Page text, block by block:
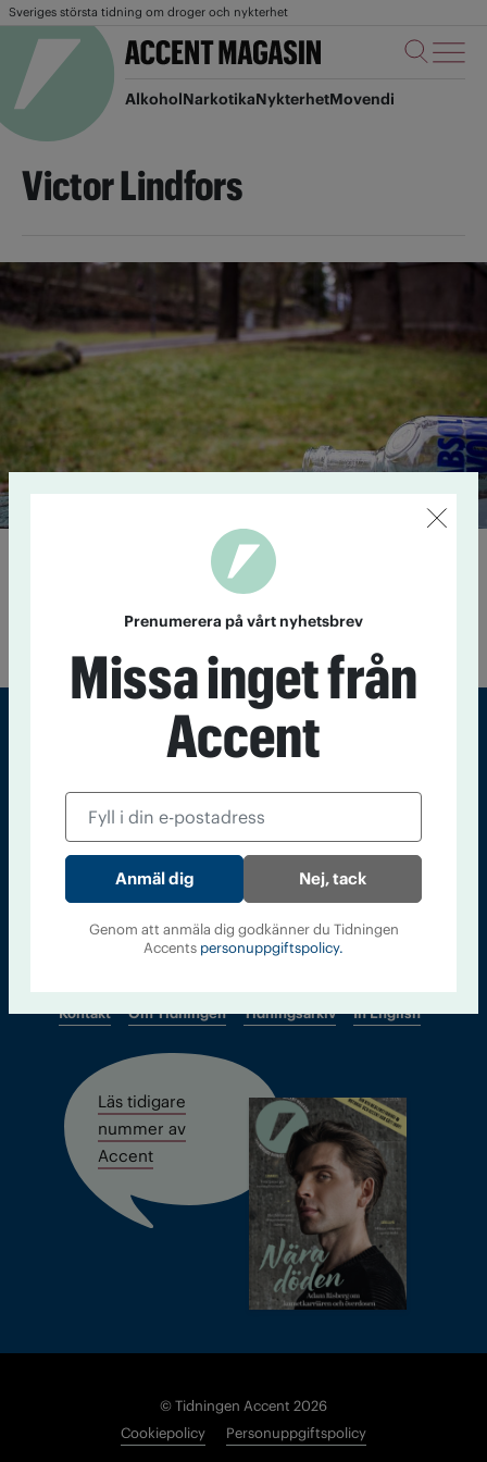
Sveriges största tidning om droger och nykterhet
AlkoholNarkotikaNykterhetMovendi
Victor Lindfors
Vård istället för fyllecell
Fler omhändertagna berusade personer i
Stockholm och Södertälje ska erbjudas vård, istället för att
föras till polisens arrestlokaler för tillnyktring.
Tidningen Accent, A4, Bondegatan 21, 116 33 Stockholm
accent@iogt.se
Chefredaktör och ansvarig utgivare: Barbro Janson Lundkvist,
barbro@a4.se.
Kontakt Om Tidningen Tidningsarkiv In English
Läs tidigare
nummer av
Accent
© Tidningen Accent 2026
Cookiepolicy
Personuppgiftspolicy
Prenumerera på vårt nyhetsbrev
Missa inget från
Accent
Nej, tack
Genom att anmäla dig godkänner du Tidningen
Accents personuppgiftspolicy.